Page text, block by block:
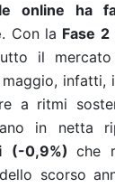
online ha
. Con la Fase 2
il mercato
infatti,
a ritmi
in netta
(-0,9%)che
scorso